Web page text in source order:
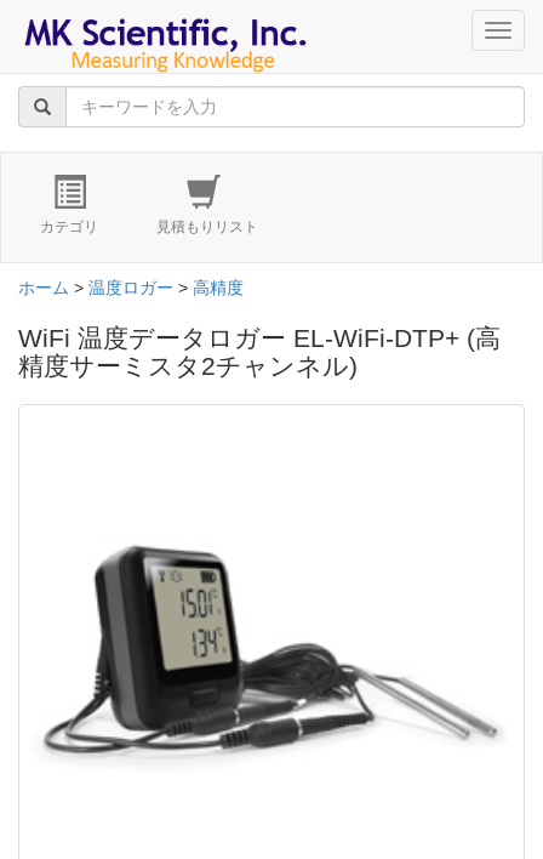
カテゴリ 見積もりリスト
ホーム > 温度ロガー > 高精度
WiFi 温度データロガー EL-WiFi-DTP+ (高
精度サーミスタ2チャンネル)